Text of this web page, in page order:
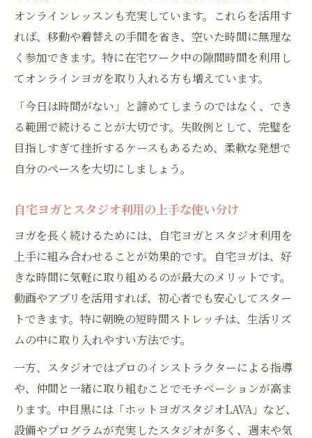
オンラインレッスンも充実しています。これらを活用す
れば、移動や着替えの手間を省き、空いた時間に無理な
く参加できます。特に在宅ワーク中の隙間時間を利用し
てオンラインヨガを取り入れる方も増えています。
「今日は時間がない」と諦めてしまうのではなく、でき
る範囲で続けることが大切です。失敗例として、完璧を
目指しすぎて挫折するケースもあるため、柔軟な発想で
自分のペースを大切にしましょう。
自宅ヨガとスタジオ利用の上手な使い分け
ヨガを長く続けるためには、自宅ヨガとスタジオ利用を
上手に組み合わせることが効果的です。自宅ヨガは、好
きな時間に気軽に取り組めるのが最大のメリットです。
動画やアプリを活用すれば、初心者でも安心してスター
トできます。特に朝晩の短時間ストレッチは、生活リズ
ムの中に取り入れやすい方法です。
一方、スタジオではプロのインストラクターによる指導
や、仲間と一緒に取り組むことでモチベーションが高ま
ります。中目黒には「ホットヨガスタジオLAVA」など、
設備やプログラムが充実したスタジオが多く、週末や気